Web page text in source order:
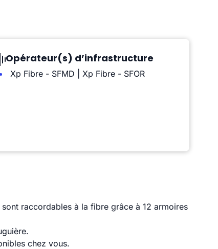
Opérateur(s) d’infrastructure
Xp Fibre - SFMD | Xp Fibre - SFOR
raccordables à la fibre grâce à 12 armoires
chez vous.